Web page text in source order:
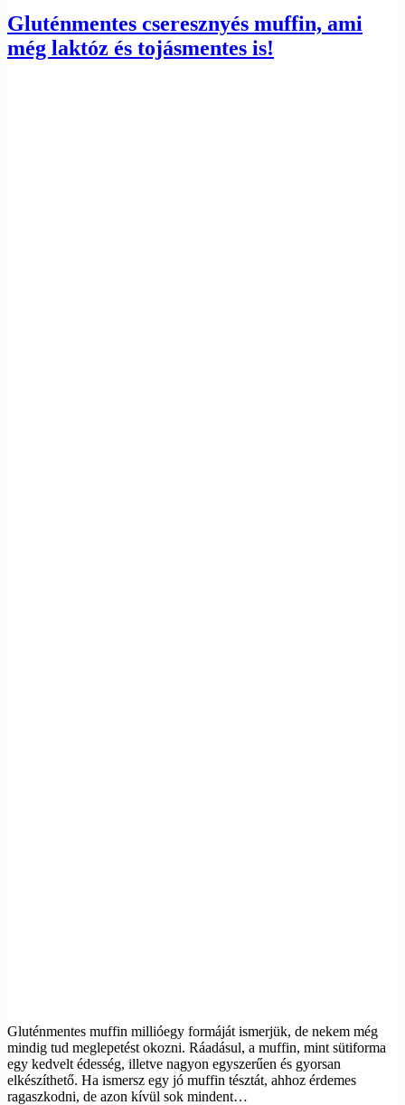
Gluténmentes cseresznyés muffin, ami
még laktóz és tojásmentes is!
Gluténmentes muffin millióegy formáját ismerjük, de nekem még
mindig tud meglepetést okozni. Ráadásul, a muffin, mint sütiforma
egy kedvelt édesség, illetve nagyon egyszerűen és gyorsan
elkészíthető. Ha ismersz egy jó muffin tésztát, ahhoz érdemes
ragaszkodni, de azon kívül sok mindent…